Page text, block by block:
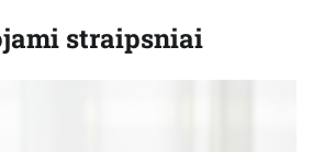
straipsniai